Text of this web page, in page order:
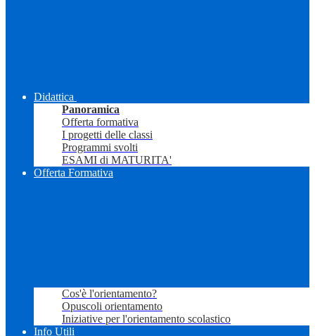
Didattica
Panoramica
Offerta formativa
I progetti delle classi
Programmi svolti
ESAMI di MATURITA'
Offerta Formativa
Cos'è l'orientamento?
Opuscoli orientamento
Iniziative per l'orientamento scolastico
Info Utili